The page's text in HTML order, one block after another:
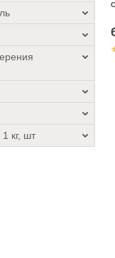
кг, шт